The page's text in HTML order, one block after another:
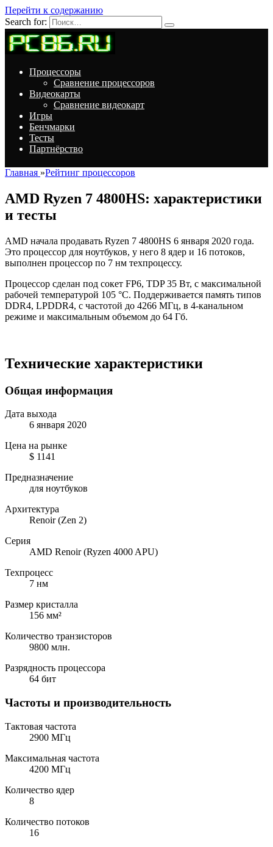
Перейти к содержанию
Search for:
Процессоры
Сравнение процессоров
Видеокарты
Сравнение видеокарт
Игры
Бенчмарки
Тесты
Партнёрство
Главная »Рейтинг процессоров
AMD Ryzen 7 4800HS: характеристики
и тесты
AMD начала продавать Ryzen 7 4800HS 6 января 2020 года.
Это процессор для ноутбуков, у него 8 ядер и 16 потоков,
выполнен процессор по 7 нм техпроцессу.
Процессор сделан под сокет FP6, TDP 35 Вт, с максимальной
рабочей температурой 105 °C. Поддерживается память типов
DDR4, LPDDR4, с частотой до 4266 МГц, в 4-канальном
режиме и максимальным объемом до 64 Гб.
Технические характеристики
Общая информация
Дата выхода
6 января 2020
Цена на рынке
$ 1141
Предназначение
для ноутбуков
Архитектура
Renoir (Zen 2)
Серия
AMD Renoir (Ryzen 4000 APU)
Техпроцесс
7 нм
Размер кристалла
156 мм²
Количество транзисторов
9800 млн.
Разрядность процессора
64 бит
Частоты и производительность
Тактовая частота
2900 МГц
Максимальная частота
4200 МГц
Количество ядер
8
Количество потоков
16